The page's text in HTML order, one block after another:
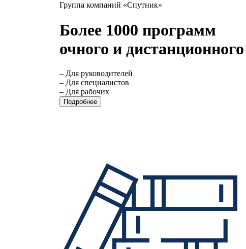
Группа компаний «Спутник»
Более 1000 программ
очного и
– Для руководителей
– Для специалистов
– Для рабочих
Подробнее